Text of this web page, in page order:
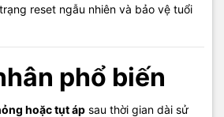
reset ngẫu nhiên và bảo vệ tuổi
phổ biến
hoặc tụt áp sau thời gian dài sử
đúng kỹ thuật – bảo vệ hệ thống nguồn
giá rõ ràng
quả ✅